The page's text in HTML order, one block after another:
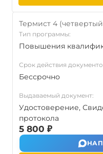
Термист 4
Тип программы:
Повышения
Срок действия
Бессрочно
Выдаваемый документ:
Удостоверение,
протокола
5 800 ₽